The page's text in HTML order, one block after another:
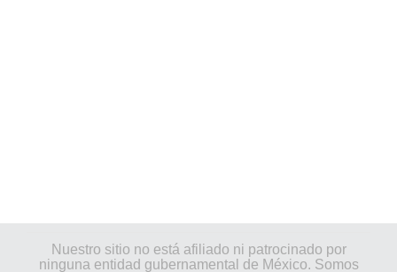
Nuestro sitio no está afiliado ni patrocinado por
ninguna entidad gubernamental de México. Somos